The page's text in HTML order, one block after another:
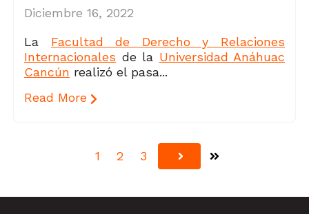
Diciembre 16, 2022
La Facultad de Derecho y Relaciones
Internacionales de la Universidad Anáhuac
Cancún realizó el pasa...
Read More
1 2 3 SiguienteÚltima